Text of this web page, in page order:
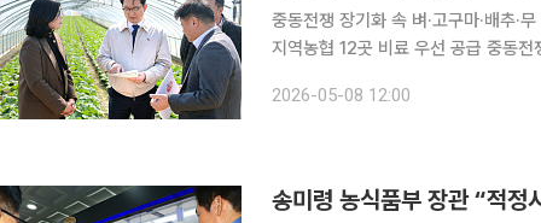
중동전쟁 장기화 속 벼·고구마·배추
지역농협 12곳 비료 우선 공급 중동전쟁 장기화로 비료와 농업용 필름, 면세유 등 농자재 공급망 불
만 나프타와 요소 등 원료 가격 상승
2026-05-08 12:00